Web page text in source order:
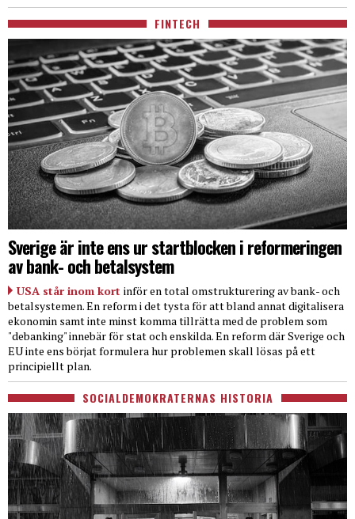
FINTECH
Sverige är inte ens ur startblocken i reformeringen
av bank- och betalsystem
USA står inom kort inför en total omstrukturering av bank- och
betalsystemen. En reform i det tysta för att bland annat digitalisera
ekonomin samt inte minst komma tillrätta med de problem som
"debanking" innebär för stat och enskilda. En reform där Sverige och
EU inte ens börjat formulera hur problemen skall lösas på ett
principiellt plan.
SOCIALDEMOKRATERNAS HISTORIA